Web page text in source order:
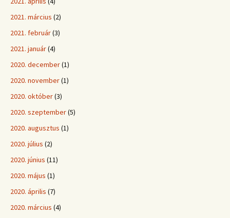
2021. március (2)
2021. február(3)
2021. január(4)
2020. december(1)
2020. november(1)
2020. október(3)
2020. szeptember(5)
2020. augusztus (1)
2020. július (2)
2020. június (11)
2020. május (1)
2020. április (7)
2020. március (4)